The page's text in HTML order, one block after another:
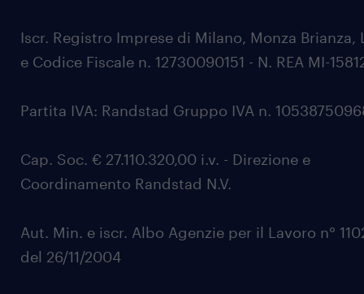
Iscr. Registro Imprese di Milano, Monza Brianza,
e Codice Fiscale n. 12730090151 - N. REA MI-
Partita IVA: Randstad Gruppo IVA n.
Cap. Soc. € 27.110.320,00 i.v. - Direzione e
Coordinamento Randstad N.V.
Aut. Min. e iscr. Albo Agenzie per il Lavoro n°
del 26/11/2004